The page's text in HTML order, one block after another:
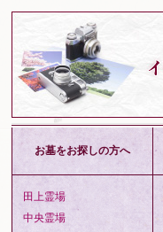
お墓をお探しの方へ
田上霊場
中央霊場